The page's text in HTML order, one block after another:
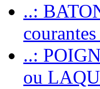
..:
..:
ou